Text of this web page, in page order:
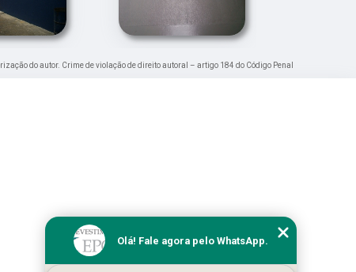
do autor. Crime de violação de direito autoral – artigo 184 do Código Penal
Olá! Fale agora pelo WhatsApp.